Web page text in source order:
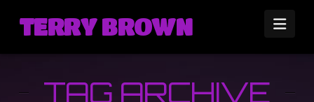
TERRY BROWN
TAG ARCHIVE